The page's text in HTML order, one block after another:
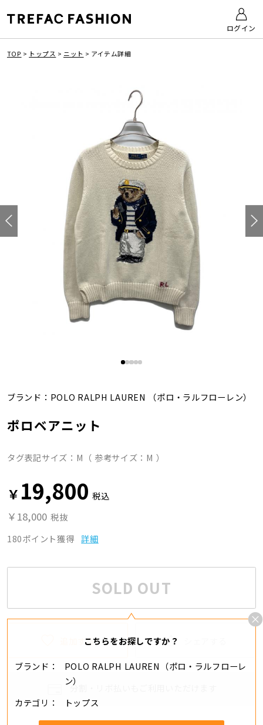
ログイン
TOP > トップス > ニット > アイテム詳細
ブランド： POLO RALPH LAUREN （ポロ・ラルフローレン）
ポロベアニット
タグ表記サイズ：M（ 参考サイズ：M ）
￥ 19,800 税込
￥18,000 税抜
180ポイント獲得 詳細
SOLD OUT
こちらをお探しですか？
ブランド
POLO RALPH LAUREN（ポロ・ラルフローレ
ン）
カテゴリ
トップス
追加する
分割・リボ払いもご利用いただけます